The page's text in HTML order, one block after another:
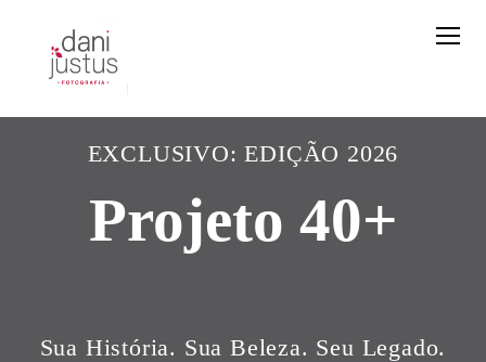
EXCLUSIVO: EDIÇÃO 2026
Projeto 40+
Sua História. Sua Beleza. Seu Legado.